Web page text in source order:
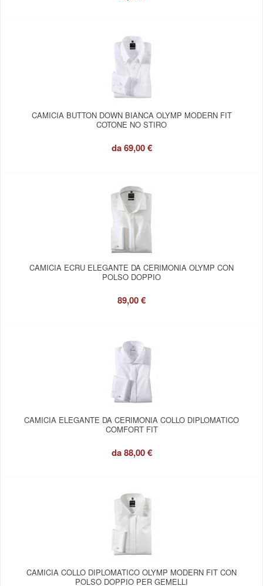
CAMICIA BUTTON DOWN BIANCA OLYMP MODERN FIT
COTONE NO STIRO
da69,00 €
CAMICIA ECRU ELEGANTE DA CERIMONIA OLYMP CON
POLSO DOPPIO
89,00 €
CAMICIA ELEGANTE DA CERIMONIA COLLO DIPLOMATICO
COMFORT FIT
da88,00 €
CAMICIA COLLO DIPLOMATICO OLYMP MODERN FIT CON
POLSO DOPPIO PER GEMELLI